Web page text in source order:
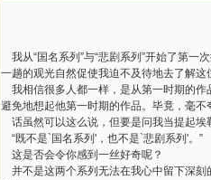
我从“国名系列 ”与“悲剧系列 ”开始了第一
一趟的观光自然促使我迫不及待地去了解这
我相信很多人都一样，是从第一时期的
避免地想起他第一时期的作品。毕竟，毫
话虽然可以这么说，但要是问我当提起埃
“既不是` 国名系列 ' ，也不是`悲剧系列 '。 ”
这是否会令你感到一丝好奇呢？
并不是这两个系列无法在我心中留下深